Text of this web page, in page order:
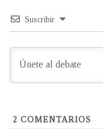
Suscribir
2 COMENTARIOS